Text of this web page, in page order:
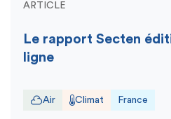
ARTICLE
Le rapport Secten
ligne
Air Climat France